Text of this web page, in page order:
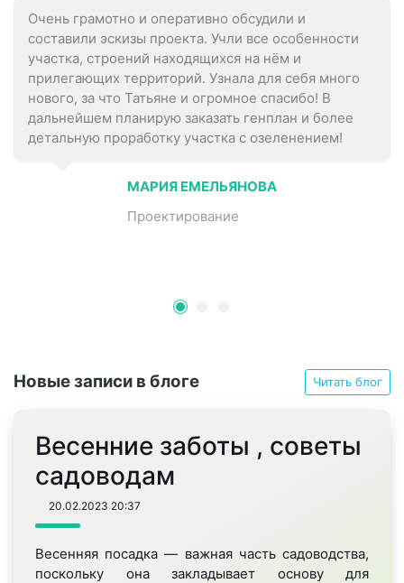
Очень грамотно и оперативно обсудили и
составили эскизы проекта. Учли все особенности
участка, строений находящихся на нём и
прилегающих территорий. Узнала для себя много
нового, за что Татьяне и огромное спасибо! В
дальнейшем планирую заказать генплан и более
детальную проработку участка с озеленением!
МАРИЯ ЕМЕЛЬЯНОВА
Проектирование
Новые записи в блоге Читать блог
Весенние заботы , советы
садоводам
20.02.2023 20:37
Весенняя посадка — важная часть садоводства,
поскольку она закладывает основу для